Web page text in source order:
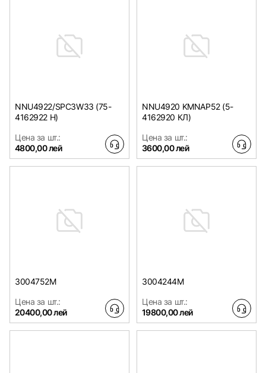
NNU4922/SPC3W33 (75-
4162922 H)
Цена за шт.:
4800,00 лей
NNU4920 KMNAP52 (5-
4162920 КЛ)
Цена за шт.:
3600,00 лей
3004752M
Цена за шт.:
20400,00 лей
3004244M
Цена за шт.:
19800,00 лей